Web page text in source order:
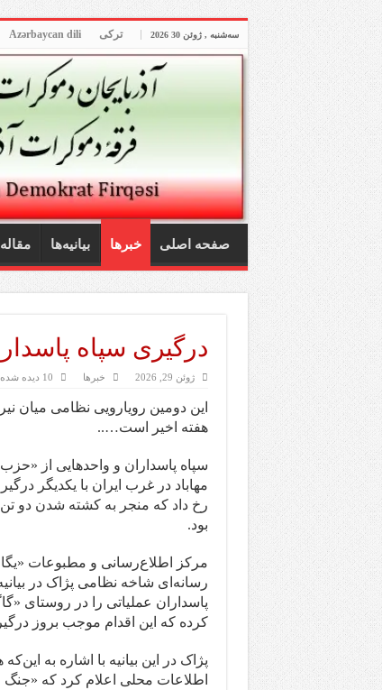
سه‌شنبه , ژوئن 30 2026 ترکی Azərbaycan dili
صفحه اصلی خبرها بیانیه‌ها
درگیری سپاه
ژوئن 29, 2026 خبرها 10 دیده شده
این دومین رویارویی نظامی میان
هفته اخیر است…..
مهاباد در غرب ایران با یکدیگر
رخ داد که منجر به کشته شدن دو
بود.
مرکز اطلاع‌رسانی و مطبوعات
رسانه‌ای شاخه نظامی پژاک در
پاسداران عملیاتی را در روستای
کرده که این اقدام موجب بروز
پژاک در این بیانیه با اشاره به
اطلاعات محلی اعلام کرد که «جنگ